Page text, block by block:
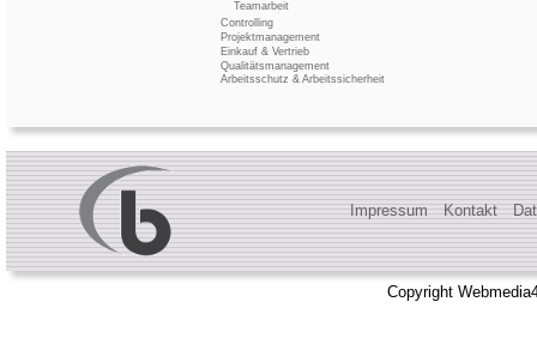
Teamarbeit
Controlling
Projektmanagement
Einkauf & Vertrieb
Qualitätsmanagement
Arbeitsschutz & Arbeitssicherheit
Impressum Kontakt
Copyright